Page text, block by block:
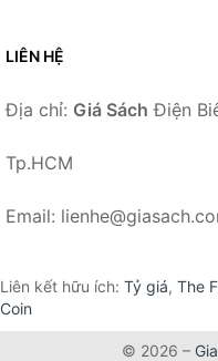
LIÊN HỆ
Địa chỉ: Giá Sách Điện
Tp.HCM
Email:
Liên kết hữu ích: Tỷ giá, The
Coin
© 2026 –